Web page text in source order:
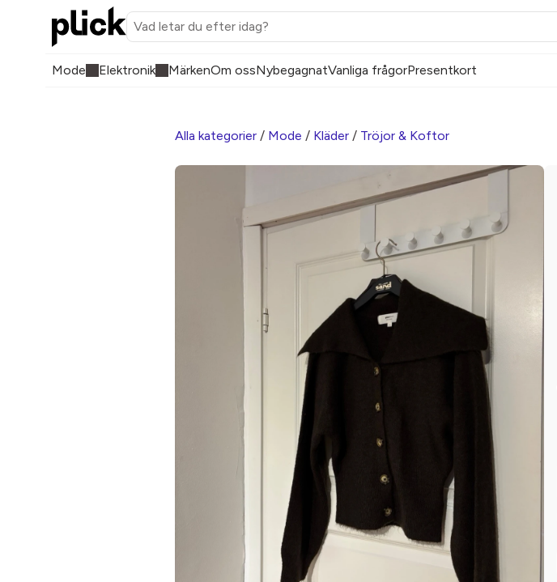
Mode Elektronik MärkenOm ossNybegagnatVanliga frågorPresentkort
Alla kategorier / Mode / Kläder / Tröjor & Koftor